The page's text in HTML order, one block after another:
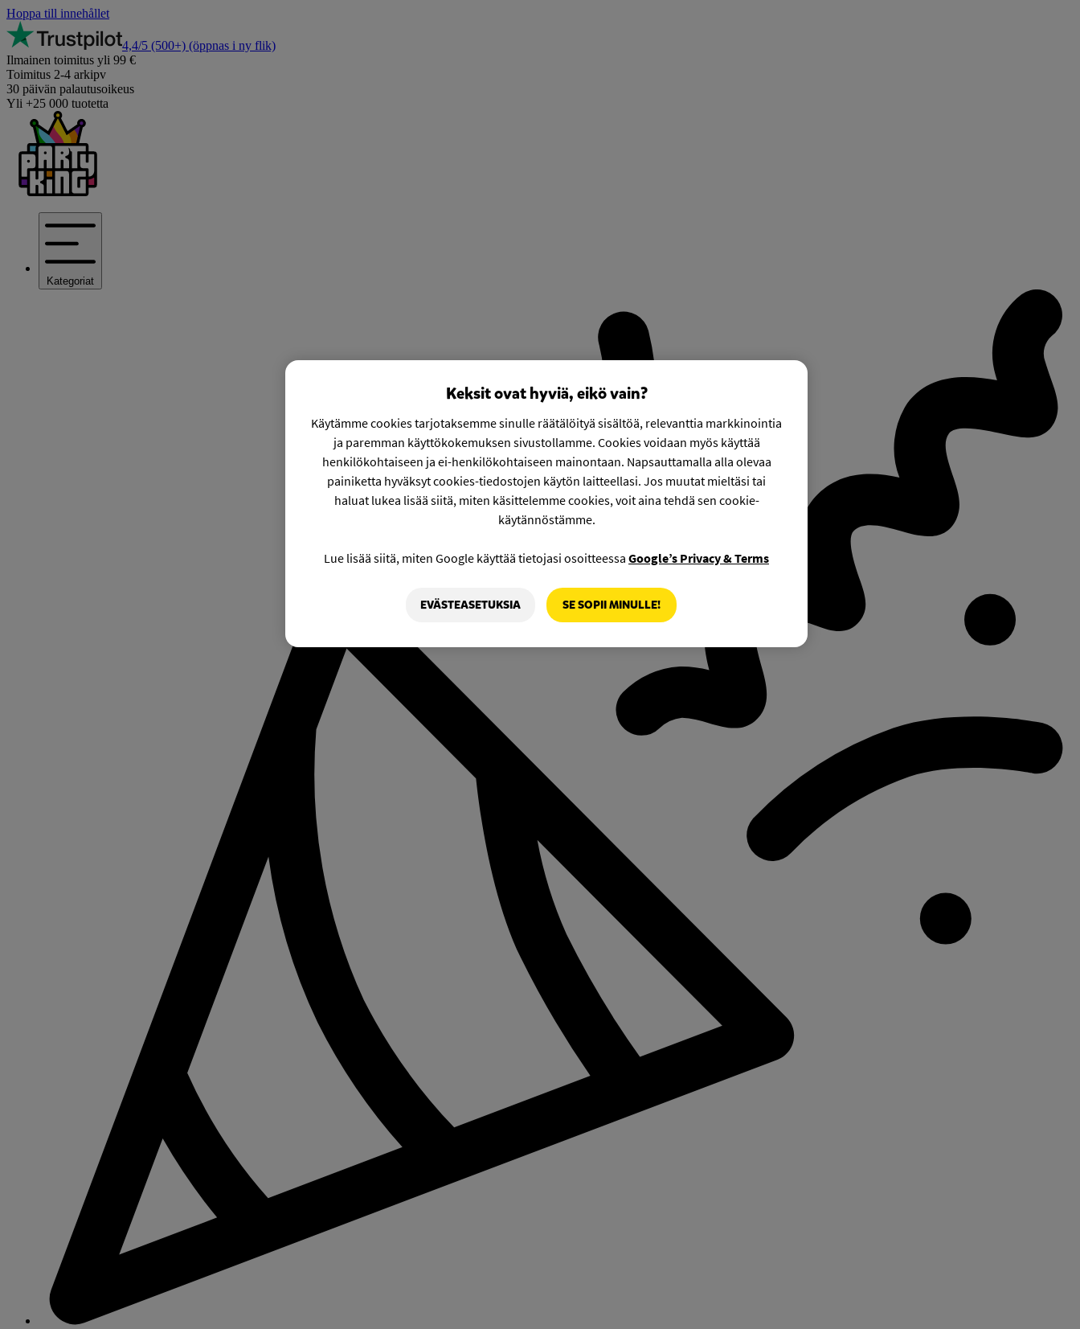
Hoppa till innehållet
4,4/5 (500+) (öppnas i ny flik)
Ilmainen toimitus yli 99 €
Toimitus 2-4 arkipv
30 päivän palautusoikeus
Yli +25 000 tuotetta
Kategoriat
Keksit ovat hyviä, eikö vain?
Käytämme cookies tarjotaksemme sinulle räätälöityä sisältöä, relevanttia markkinointia
ja paremman käyttökokemuksen sivustollamme. Cookies voidaan myös käyttää
henkilökohtaiseen ja ei-henkilökohtaiseen mainontaan. Napsauttamalla alla olevaa
painiketta hyväksyt cookies-tiedostojen käytön laitteellasi. Jos muutat mieltäsi tai
haluat lukea lisää siitä, miten käsittelemme cookies, voit aina tehdä sen cookie-
käytännöstämme.
Lue lisää siitä, miten Google käyttää tietojasi osoitteessa Google’s Privacy & Terms
EVÄSTEASETUKSIA SE SOPII MINULLE!